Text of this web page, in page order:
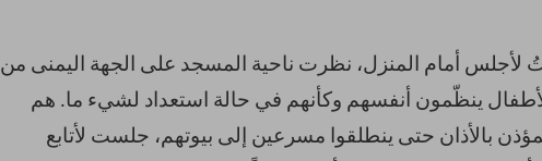
لأجلس أمام المنزل، نظرت ناحية المسجد على الجهة اليمنى من
ينظّمون أنفسهم وكأنهم في حالة استعداد لشيء ما. هم
بالأذان حتى ينطلقوا مسرعين إلى بيوتهم، جلست لأتابع